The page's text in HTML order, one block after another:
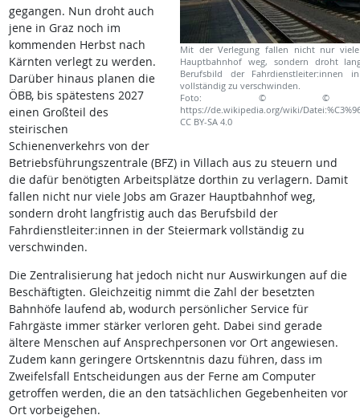
Mit der Verlegung fallen nicht nur viele
Hauptbahnhof weg, sondern droht
Berufsbild der Fahrdienstleiter:innen
vollständig zu verschwinden.
Foto: © ©
https://de.wikipedia.org/wiki/
CC BY-SA 4.0
gegangen. Nun droht auch
jene in Graz noch im
kommenden Herbst nach
Kärnten verlegt zu werden.
Darüber hinaus planen die
ÖBB, bis spätestens 2027
einen Großteil des
steirischen
Schienenverkehrs von der
Betriebsführungszentrale (BFZ) in Villach aus zu steuern und
die dafür benötigten Arbeitsplätze dorthin zu verlagern. Damit
fallen nicht nur viele Jobs am Grazer Hauptbahnhof weg,
sondern droht langfristig auch das Berufsbild der
Fahrdienstleiter:innen in der Steiermark vollständig zu
verschwinden.
Die Zentralisierung hat jedoch nicht nur Auswirkungen auf die
Beschäftigten. Gleichzeitig nimmt die Zahl der besetzten
Bahnhöfe laufend ab, wodurch persönlicher Service für
Fahrgäste immer stärker verloren geht. Dabei sind gerade
ältere Menschen auf Ansprechpersonen vor Ort angewiesen.
Zudem kann geringere Ortskenntnis dazu führen, dass im
Zweifelsfall Entscheidungen aus der Ferne am Computer
getroffen werden, die an den tatsächlichen Gegebenheiten vor
Ort vorbeigehen.